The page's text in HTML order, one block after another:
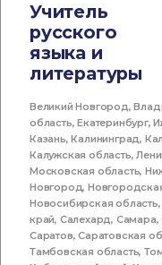
Учитель
русского
языка и
литературы
Великий Новгород,
область,Екатеринбург,
Казань,Калининград,
Калужская область,
Московская область,
Новгород,
Новосибирская область
край, Салехард, Самара,
Саратов,Саратовская
Тамбовская область,